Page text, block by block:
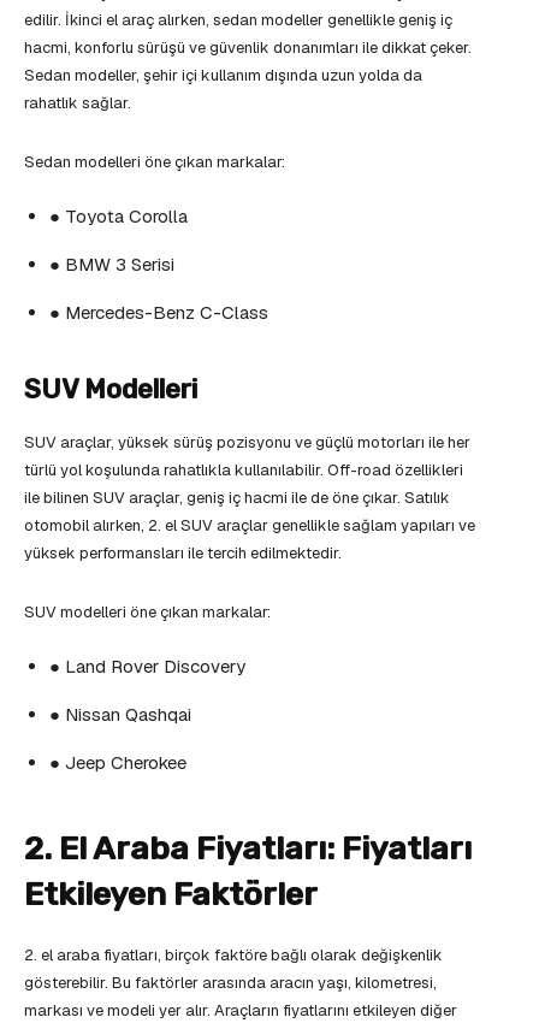
edilir. İkinci el araç alırken, sedan modeller genellikle geniş iç
hacmi, konforlu sürüşü ve güvenlik donanımları ile dikkat çeker.
Sedan modeller, şehir içi kullanım dışında uzun yolda da
rahatlık sağlar.
Sedan modelleri öne çıkan markalar:
● Toyota Corolla
● BMW 3 Serisi
● Mercedes-Benz C-Class
SUV Modelleri
SUV araçlar, yüksek sürüş pozisyonu ve güçlü motorları ile her
türlü yol koşulunda rahatlıkla kullanılabilir. Off-road özellikleri
ile bilinen SUV araçlar, geniş iç hacmi ile de öne çıkar. Satılık
otomobil alırken, 2. el SUV araçlar genellikle sağlam yapıları ve
yüksek performansları ile tercih edilmektedir.
SUV modelleri öne çıkan markalar:
● Land Rover Discovery
● Nissan Qashqai
● Jeep Cherokee
2. El Araba Fiyatları: Fiyatları
Etkileyen Faktörler
2. el araba fiyatları, birçok faktöre bağlı olarak değişkenlik
gösterebilir. Bu faktörler arasında aracın yaşı, kilometresi,
markası ve modeli yer alır. Araçların fiyatlarını etkileyen diğer